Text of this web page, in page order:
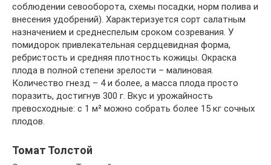
соблюдении севооборота, схемы посадки, норм полива и
внесения удобрений). Характеризуется сорт салатным
назначением и среднеспелым сроком созревания. У
помидорок привлекательная сердцевидная форма,
ребристость и средняя плотность кожицы. Окраска
плода в полной степени зрелости – малиновая.
Количество гнезд – 4 и более, а масса плода просто
поразить, достигнув 300 г. Вкус и урожайность
превосходные: с 1 м² можно собрать более 15 кг сочных
плодов.
Томат Толстой